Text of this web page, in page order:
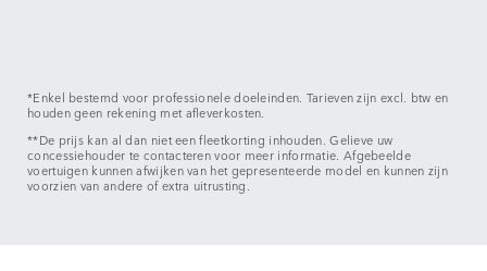
*Enkel bestemd voor professionele doeleinden. Tarieven zijn excl. btw en
houden geen rekening met afleverkosten.
**De prijs kan al dan niet een fleetkorting inhouden. Gelieve uw
concessiehouder te contacteren voor meer informatie. Afgebeelde
voertuigen kunnen afwijken van het gepresenteerde model en kunnen zijn
voorzien van andere of extra uitrusting.